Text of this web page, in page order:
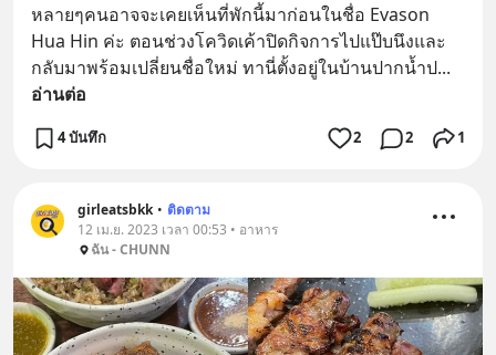
หลายๆคนอาจจะเคยเห็นที่พักนี้มาก่อนในชื่อ Evason
Hua Hin ค่ะ ตอนช่วงโควิดเค้าปิดกิจการไปแป๊บนึงและ
กลับมาพร้อมเปลี่ยนชื่อใหม่ ทานี่ตั้งอยู่ในบ้านปากน้ำป
อ่านต่อ
4 บันทึก 2 2 1
girleatsbkk • ติดตาม
12 เม.ย. 2023 เวลา 00:53 • อาหาร
ฉัน - CHUNN